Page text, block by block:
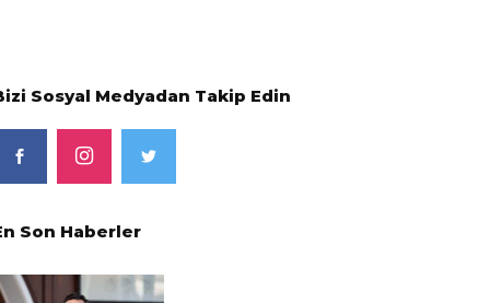
Sosyal Medyadan Takip Edin
Son Haberler